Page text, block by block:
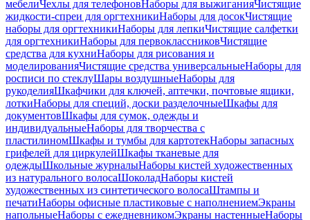
мебелиЧехлы для телефоновНаборы для выжиганияЧистящие
жидкости-спреи для оргтехникиНаборы для досокЧистящие
наборы для оргтехникиНаборы для лепкиЧистящие салфетки
для оргтехникиНаборы для первоклассниковЧистящие
средства для кухниНаборы для рисования и
моделированияЧистящие средства универсальныеНаборы для
росписи по стеклуШары воздушныеНаборы для
рукоделияШкафчики для ключей, аптечки, почтовые ящики,
лоткиНаборы для специй, доски разделочныеШкафы для
документовШкафы для сумок, одежды и
индивидуальныеНаборы для творчества с
пластилиномШкафы и тумбы для картотекНаборы запасных
грифелей для циркулейШкафы тканевые для
одеждыШкольные журналыНаборы кистей художественных
из натурального волосаШоколадНаборы кистей
художественных из синтетического волосаШтампы и
печатиНаборы офисные пластиковые с наполнениемЭкраны
напольныеНаборы с ежедневникомЭкраны настенныеНаборы